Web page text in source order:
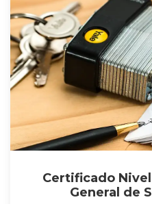
Certificado
General de